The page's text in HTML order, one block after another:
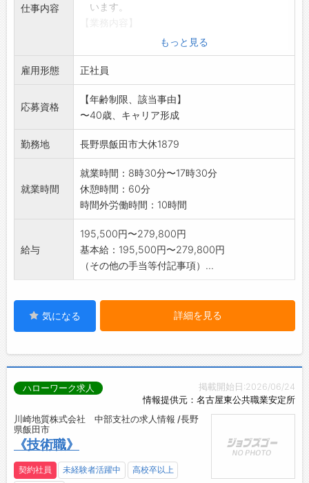
仕事内容
います。
・治工具の設計・製造・手配
・改善活動(生産性向上、工程改善など)
・社内設備の仕様調整・手配
*仕事の詳細は、職場見学時もしくは面接時に
説明します。
※「南信州・飯田産業センター」の航空宇宙産
業クラスター拠点工
場(本社)では、金属部品の熱処理と表面処理
【変更範囲】:事業所の定める業務全般
もっと見る
雇用形態 正社員
応募資格
【年齢制限、該当事由】
〜40歳、キャリア形成
勤務地 長野県飯田市大休1879
就業時間
就業時間：8時30分〜17時30分
休憩時間：60分
時間外労働時間：10時間
給与
195,500円〜279,800円
基本給：195,500円〜279,800円
（その他の手当等付記事項）...
気になる 詳細を見る
掲載開始日:2026/06/24
情報提供元：名古屋東公共職業安定所
ハローワーク求人
川崎地質株式会社 中部支社の求人情報 /長野
県飯田市
《技術職》
契約社員 未経験者活躍中
高校卒以上